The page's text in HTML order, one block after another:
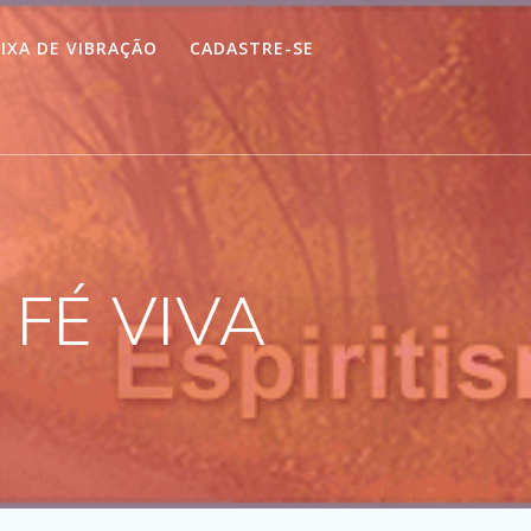
DE VIBRAÇÃO CADASTRE-SE
VIVA